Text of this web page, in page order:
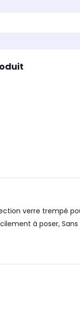
verre trempé
à poser,